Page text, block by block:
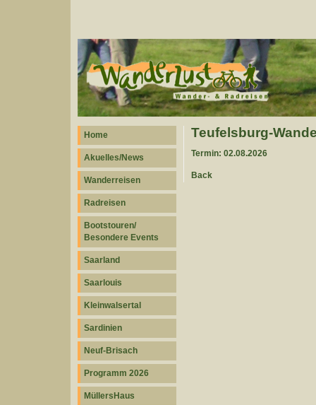
Home
Akuelles/News
Wanderreisen
Radreisen
Bootstouren/
Besondere Events
Saarland
Saarlouis
Kleinwalsertal
Sardinien
Neuf-Brisach
Programm 2026
MüllersHaus
Teufelsburg-
Termin: 02.08.2026
Back